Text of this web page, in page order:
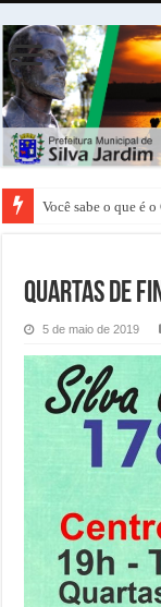
Você sabe o que é
Quartas de
5 de maio de 2019